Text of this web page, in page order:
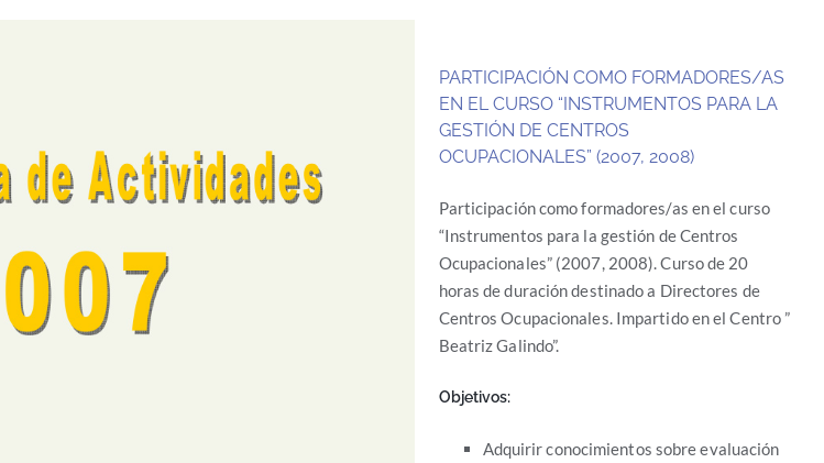
PARTICIPACIÓN COMO FORMADORES/AS
EN EL CURSO “INSTRUMENTOS PARA LA
GESTIÓN DE CENTROS
OCUPACIONALES” (2007, 2008)
Participación como formadores/as en el curso
“Instrumentos para la gestión de Centros
Ocupacionales” (2007, 2008). Curso de 20
horas de duración destinado a Directores de
Centros Ocupacionales. Impartido en el Centro ”
Beatriz Galindo”.
Objetivos:
Adquirir conocimientos sobre evaluación